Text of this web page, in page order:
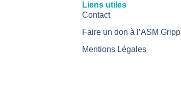
Liens utiles
Contact
Faire un don à l’ASM Gripp
Mentions Légales